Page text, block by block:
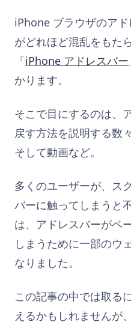
iPhone ブラウザのア
がどれほど混乱をもた
「iPhone アドレスバー
かります。
そこで目にするのは、
戻す方法を説明する数
そして動画など。
多くのユーザーが、ス
バーに触ってしまうと
は、アドレスバーがペ
しまうために一部のウ
なりました。
この記事の中では取る
えるかもしれませんが